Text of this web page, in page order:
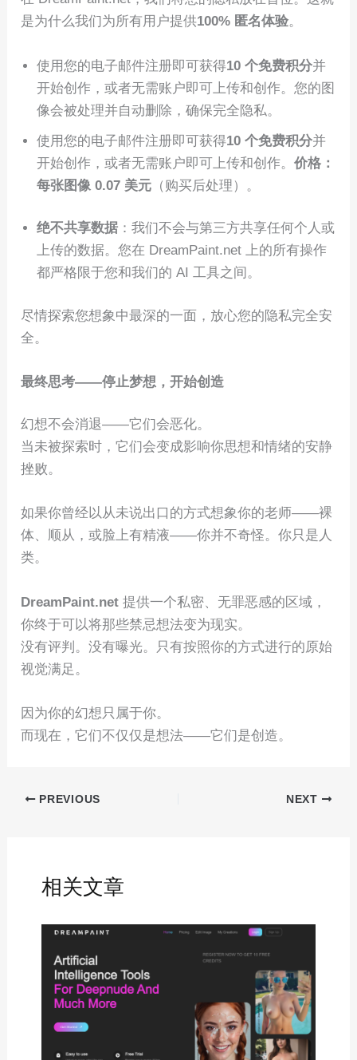
是为什么我们为所有用户提供100% 匿名体验。
使用您的电子邮件注册即可获得10 个免费积分并
开始创作，或者无需账户即可上传和创作。您的图
像会被处理并自动删除，确保完全隐私。
使用您的电子邮件注册即可获得10 个免费积分并
开始创作，或者无需账户即可上传和创作。价格：
每张图像 0.07 美元 （购买后处理）。
绝不共享数据 ：我们不会与第三方共享任何个人或
上传的数据。您在 DreamPaint.net 上的所有操作
都严格限于您和我们的 AI 工具之间。
尽情探索您想象中最深的一面，放心您的隐私完全安
全。
最终思考——停止梦想，开始创造
幻想不会消退——它们会恶化。
当未被探索时，它们会变成影响你思想和情绪的安静
挫败。
如果你曾经以从未说出口的方式想象你的老师——裸
体、顺从，或脸上有精液——你并不奇怪。你只是人
类。
DreamPaint.net 提供一个私密、无罪恶感的区域，
你终于可以将那些禁忌想法变为现实。
没有评判。没有曝光。只有按照你的方式进行的原始
视觉满足。
因为你的幻想只属于你。
而现在，它们不仅仅是想法——它们是创造。
PREVIOUS NEXT
相关文章